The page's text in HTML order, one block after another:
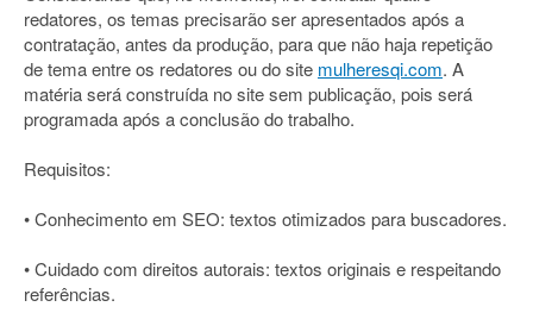
redatores, os temas precisarão ser apresentados após a
contratação, antes da produção, para que não haja repetição
de tema entre os redatores ou do site mulheresqi.com. A
matéria será construída no site sem publicação, pois será
programada após a conclusão do trabalho.
Requisitos:
• Conhecimento em SEO: textos otimizados para buscadores.
• Cuidado com direitos autorais: textos originais e respeitando
referências.